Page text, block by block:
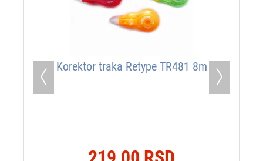
Korektor traka Retype TR481 8m
Previous Next